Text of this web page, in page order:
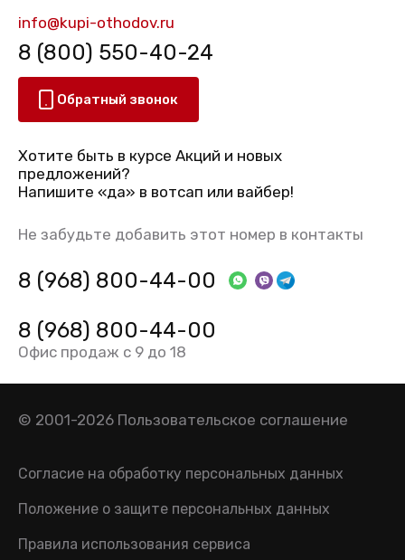
info@kupi-othodov.ru
8 (800) 550-40-24
Обратный звонок
Хотите быть в курсе Акций и новых
предложений?
Напишите «да» в вотсап или вайбер!
Не забудьте добавить этот номер в контакты
8 (968) 800-44-00
8 (968) 800-44-00
Офис продаж с 9 до 18
© 2001-2026 Пользовательское соглашение
Согласие на обработку персональных данных
Положение о защите персональных данных
Правила использования сервиса